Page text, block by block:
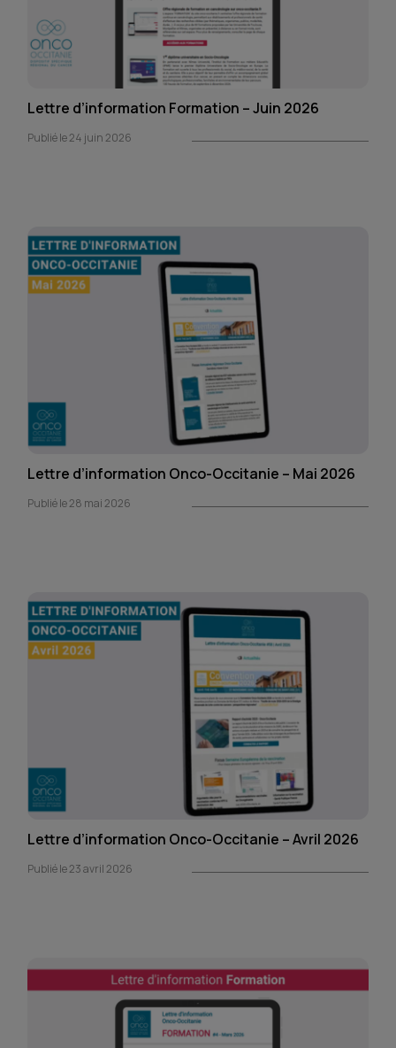
Lettre d’information Formation – Juin 2026
Publié le 24 juin 2026
Lettre d’information Onco-Occitanie – Mai 2026
Publié le 28 mai 2026
Lettre d’information Onco-Occitanie – Avril 2026
Publié le 23 avril 2026